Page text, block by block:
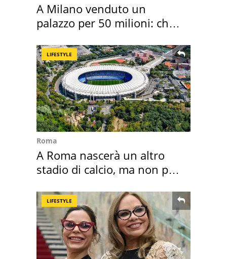
A Milano venduto un
palazzo per 50 milioni: chi
LIFESTYLE
Roma
A Roma nascerà un altro
stadio di calcio, ma non per
LIFESTYLE